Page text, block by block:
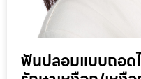
ฟันปลอมแบบถอด